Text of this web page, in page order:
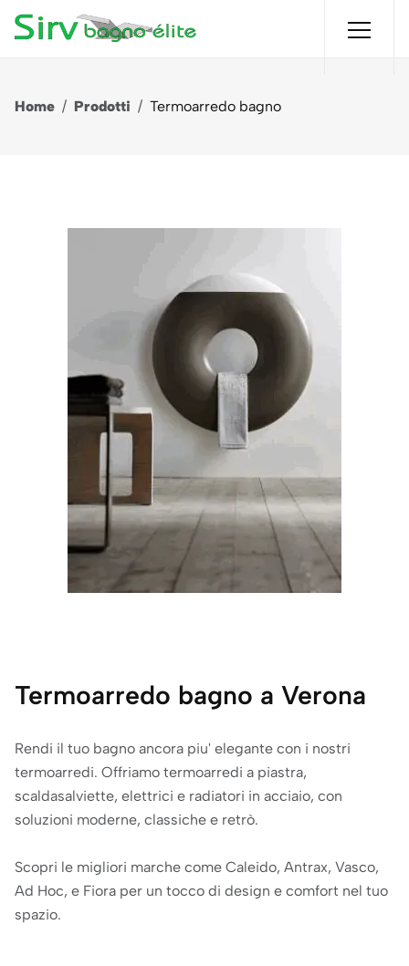
Home / Prodotti / Termoarredo bagno
Termoarredo bagno a Verona
Rendi il tuo bagno ancora piu' elegante con i nostri
termoarredi. Offriamo termoarredi a piastra,
scaldasalviette, elettrici e radiatori in acciaio, con
soluzioni moderne, classiche e retrò.
Scopri le migliori marche come Caleido, Antrax, Vasco,
Ad Hoc, e Fiora per un tocco di design e comfort nel tuo
spazio.